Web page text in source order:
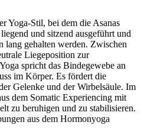
Yoga-Stil, bei dem die Asanas
und sitzend ausgeführt und
gehalten werden. Zwischen
Liegeposition zur
spricht das Bindegewebe an
im Körper. Es fördert die
Gelenke und der Wirbelsäule. Im
dem Somatic Experiencing mit
zu beruhigen und zu stabilisieren.
aus dem Hormonyoga